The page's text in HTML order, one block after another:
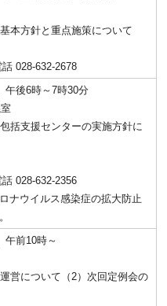
本方針と重点施策について
028-632-2678
午後6時～7時30分
括支援センターの実施方針に
028-632-2356
ナウイルス感染症の拡大防止
午前10時～
営について（2）次回定例会の